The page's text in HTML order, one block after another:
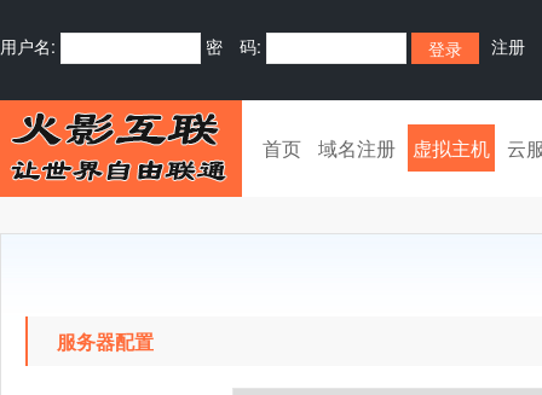
用户名: 密 码: 注册
首页 域名注册 虚拟主机 云
服务器配置